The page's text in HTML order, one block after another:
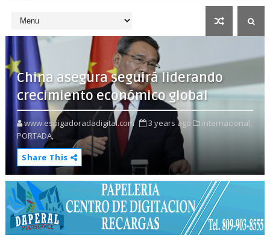
China asegura seguirá liderando
crecimiento económico global
www.espigadoradadigital.com 3 years ago
internacional,
PORTADA,
Share This